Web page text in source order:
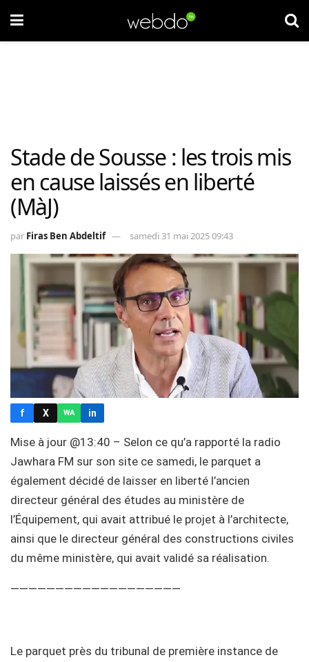
Stade de Sousse : les trois mis
en cause laissés en liberté
(MàJ)
par Firas Ben Abdeltif samedi 31 mai 2025 09:43
f X WA in
Mise à jour @13:40 – Selon ce qu’a rapporté la radio
Jawhara FM sur son site ce samedi, le parquet a
également décidé de laisser en liberté l’ancien
directeur général des études au ministère de
l’Équipement, qui avait attribué le projet à l’architecte,
ainsi que le directeur général des constructions civiles
du même ministère, qui avait validé sa réalisation.
———————————————————
Le parquet près du tribunal de première instance de